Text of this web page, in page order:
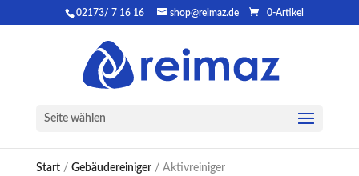
02173/ 7 16 16 shop@reimaz.de 0-Artikel
Seite wählen
Start/ Gebäudereiniger/ Aktivreiniger